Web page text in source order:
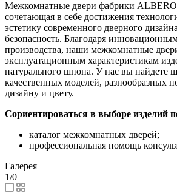
Межкомнатные двери фабрики
сочетающая в себе достижения
эстетику современного дверного
безопасность. Благодаря
производства, наши межкомнатные
эксплуатационным характеристикам
натурального шпона. У нас вы найдете
качественных моделей, разнообразных
дизайну и цвету.
Сориентироваться в выборе изделий
каталог межкомнатных дверей;
профессиональная помощь
Галерея
1/0 —